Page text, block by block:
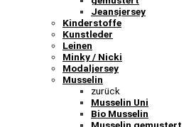
Jeansjersey
Kinderstoffe
Kunstleder
Leinen
Minky / Nicki
Modaljersey
Musselin
zurück
Musselin Uni
Bio Musselin